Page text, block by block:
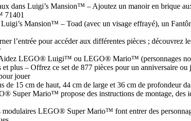
dans Luigi’s Mansion™ – Ajoutez un manoir en brique
71401
Mansion™ – Toad (avec un visage effrayé), un
l’entrée pour accéder aux différentes pièces ;
Aidez LEGO® Luigi™ ou LEGO® Mario™ (personnages
et plus – Offrez ce set de 877 pièces pour un anniversaire
jouer
de 15 cm de haut, 44 cm de large et 36 cm de profondeur
Super Mario™ propose des instructions de montage, des
LEGO® Super Mario™ font entrer des